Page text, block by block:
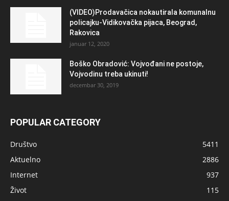
(VIDEO)Prodavačica nokautirala komunalnu
policajku-Vidikovačka pijaca, Beograd,
Rakovica
januar 12, 2020
Boško Obradović: Vojvođani ne postoje,
Vojvodinu treba ukinuti!
decembar 30, 2019
POPULAR CATEGORY
Društvo
5411
Aktuelno
2886
Internet
937
Život
115